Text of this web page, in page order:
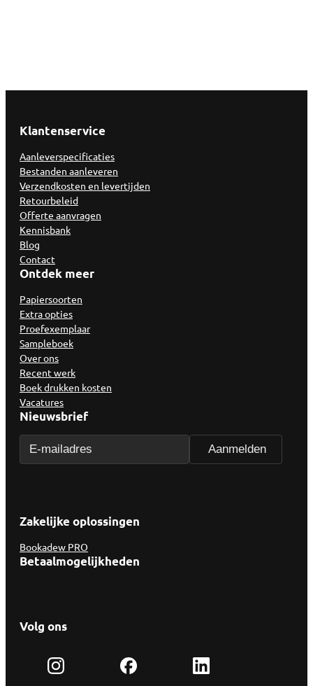
Klantenservice
Aanleverspecificaties
Bestanden aanleveren
Verzendkosten en levertijden
Retourbeleid
Offerte aanvragen
Kennisbank
Blog
Contact
Ontdek meer
Papiersoorten
Extra opties
Proefexemplaar
Sampleboek
Over ons
Recent werk
Boek drukken kosten
Vacatures
Nieuwsbrief
Zakelijke oplossingen
Bookadew PRO
Betaalmogelijkheden
Volg ons